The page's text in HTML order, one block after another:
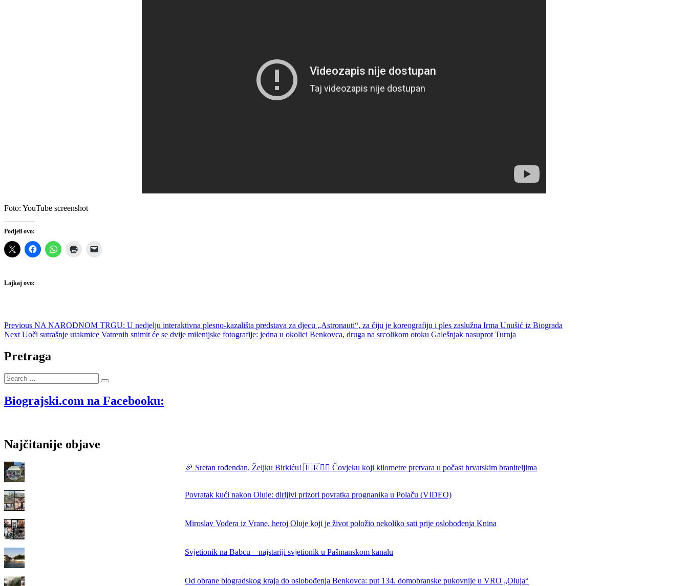
Foto: YouTube screenshot
Podjeli ovo:
Lajkaj ovo:
Navigacija
objava
Previous Previous
post:
NA NARODNOM TRGU: U nedjelju interaktivna plesno-kazališta predstava za djecu „Astronauti“, za čiju je koreografiju i ples zaslužna Irma Unušić iz Biograda
Next Next
Uoči sutrašnje utakmice Vatrenih snimit će se dvije milenijske fotografije: jedna u okolici Benkovca, druga na srcolikom otoku Galešnjak nasuprot Turnja
Pretraga
Search
…
Biograjski.com na Facebooku:
Najčitanije objave
🎉 Sretan rođendan, Željku Birkiću! 🇭🇷🏃‍♂️ Čovjeku koji kilometre pretvara u počast hrvatskim braniteljima
Povratak kući nakon Oluje: dirljivi prizori povratka prognanika u Polaču (VIDEO)
Miroslav Vođera iz Vrane, heroj Oluje koji je život položio nekoliko sati prije oslobođenja Knina
Svjetionik na Babcu – najstariji svjetionik u Pašmanskom kanalu
Od obrane biogradskog kraja do oslobođenja Benkovca: put 134. domobranske pukovnije u VRO „Oluja“